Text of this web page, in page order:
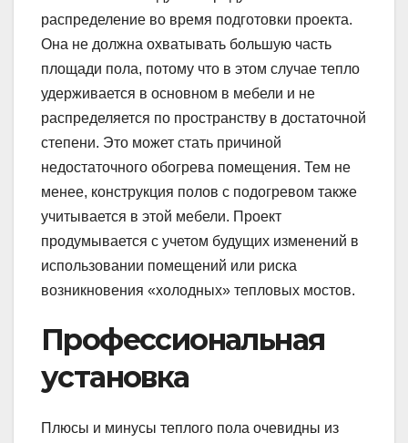
распределение во время подготовки проекта.
Она не должна охватывать большую часть
площади пола, потому что в этом случае тепло
удерживается в основном в мебели и не
распределяется по пространству в достаточной
степени. Это может стать причиной
недостаточного обогрева помещения. Тем не
менее, конструкция полов с подогревом также
учитывается в этой мебели. Проект
продумывается с учетом будущих изменений в
использовании помещений или риска
возникновения «холодных» тепловых мостов.
Профессиональная
установка
Плюсы и минусы теплого пола очевидны из